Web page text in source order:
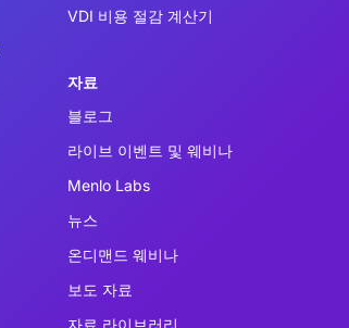
VDI 비용 절감 계산기
자료
블로그
라이브 이벤트 및 웨비나
Menlo Labs
뉴스
온디맨드 웨비나
보도 자료
자료 라이브러리